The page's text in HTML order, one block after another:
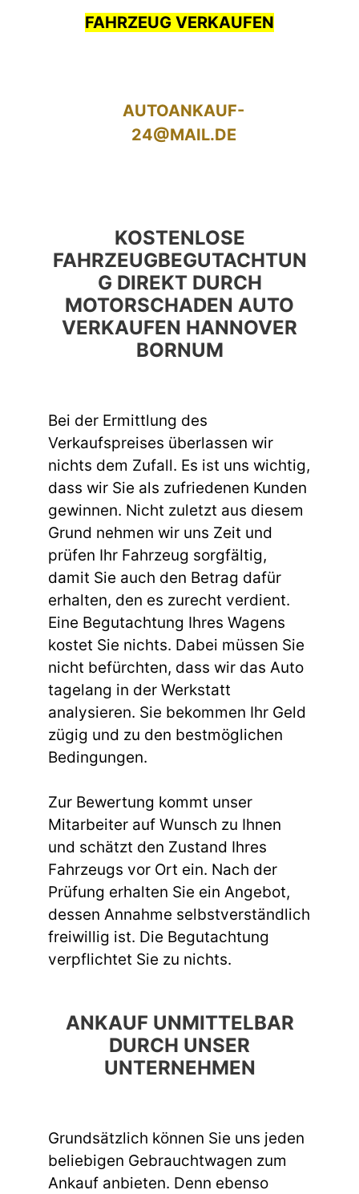
FAHRZEUG VERKAUFEN
AUTOANKAUF-
24@MAIL.DE
KOSTENLOSE
FAHRZEUGBEGUTACHTUN
G DIREKT DURCH
MOTORSCHADEN AUTO
VERKAUFEN HANNOVER
BORNUM
Bei der Ermittlung des
Verkaufspreises überlassen wir
nichts dem Zufall. Es ist uns wichtig,
dass wir Sie als zufriedenen Kunden
gewinnen. Nicht zuletzt aus diesem
Grund nehmen wir uns Zeit und
prüfen Ihr Fahrzeug sorgfältig,
damit Sie auch den Betrag dafür
erhalten, den es zurecht verdient.
Eine Begutachtung Ihres Wagens
kostet Sie nichts. Dabei müssen Sie
nicht befürchten, dass wir das Auto
tagelang in der Werkstatt
analysieren. Sie bekommen Ihr Geld
zügig und zu den bestmöglichen
Bedingungen.
Zur Bewertung kommt unser
Mitarbeiter auf Wunsch zu Ihnen
und schätzt den Zustand Ihres
Fahrzeugs vor Ort ein. Nach der
Prüfung erhalten Sie ein Angebot,
dessen Annahme selbstverständlich
freiwillig ist. Die Begutachtung
verpflichtet Sie zu nichts.
ANKAUF UNMITTELBAR
DURCH UNSER
UNTERNEHMEN
Grundsätzlich können Sie uns jeden
beliebigen Gebrauchtwagen zum
Ankauf anbieten. Denn ebenso